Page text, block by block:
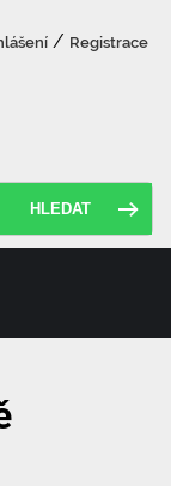
/ Registrace
HLEDAT